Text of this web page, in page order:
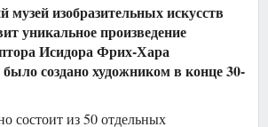
музей изобразительных искусств
уникальное произведение
Исидора Фрих-Хара
создано художником в конце 30-
состоит из 50 отдельных